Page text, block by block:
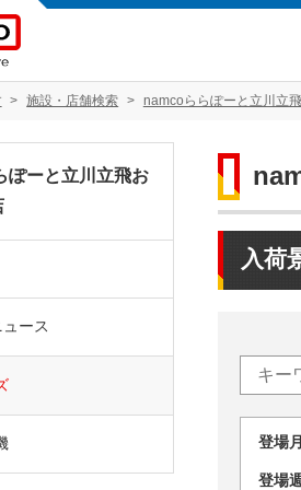
施設・店舗検索 namcoららぽーと立川立
入荷
登
登
ぽーと立川立飛お
ース